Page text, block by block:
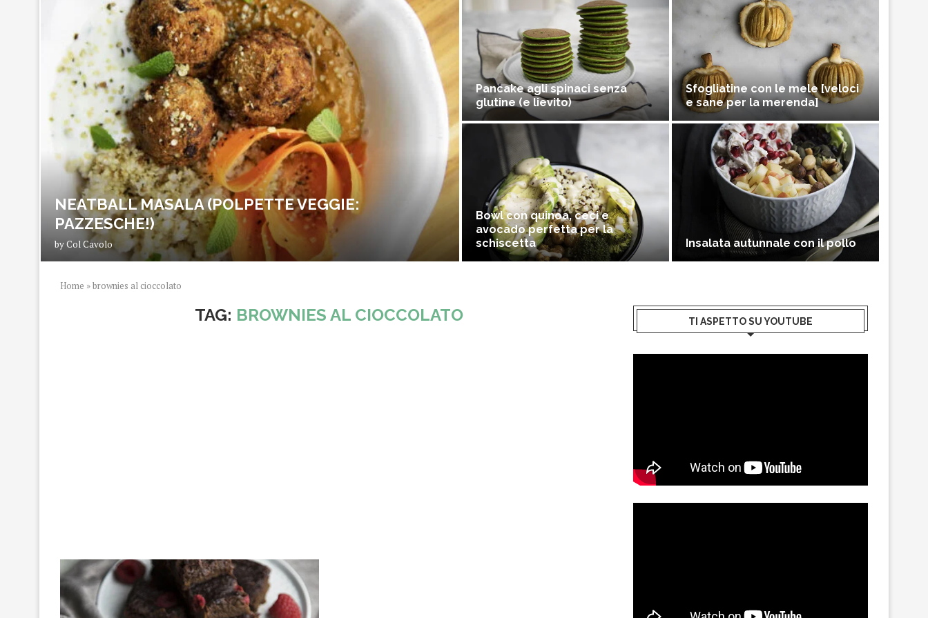
NEATBALL MASALA (POLPETTE VEGGIE:
PAZZESCHE!)
byCol Cavolo
Pancake agli spinaci senza
glutine (e lievito)
Bowl con quinoa, ceci e
avocado perfetta per la
schiscetta
Sfogliatine con le mele [veloci
e sane per la merenda]
Insalata autunnale con il pollo
Home »brownies al cioccolato
TAG: BROWNIES AL CIOCCOLATO TI ASPETTO SU YOUTUBE